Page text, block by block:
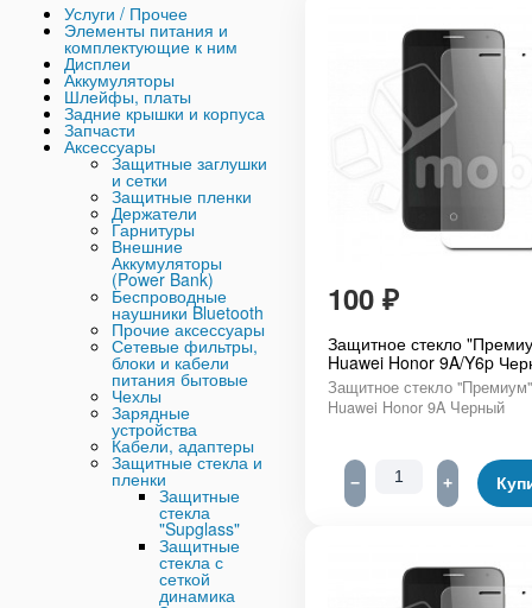
Услуги / Прочее
Элементы питания и
комплектующие к ним
Дисплеи
Аккумуляторы
Шлейфы, платы
Задние крышки и корпуса
Запчасти
Аксессуары
Защитные заглушки
и сетки
Защитные пленки
Держатели
Гарнитуры
Внешние
Аккумуляторы
(Power Bank)
Беспроводные
наушники Bluetooth
Прочие аксессуары
Сетевые фильтры,
блоки и кабели
питания бытовые
Чехлы
Зарядные
устройства
Кабели, адаптеры
Защитные стекла и
пленки
Защитные
стекла
"Supglass"
Защитные
стекла с
сеткой
динамика
100 ₽
Защитное стекло
Huawei Honor 9A/Y6p
Защитное стекло
Huawei Honor 9A Черный
− +